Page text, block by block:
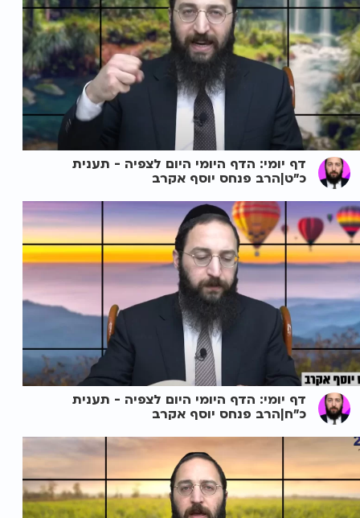
דף יומי: הדף היומי היום לצפיה - תענית
כ"ט|הרב פנחס יוסף אקרב
דף יומי: הדף היומי היום לצפיה - תענית
כ"ח|הרב פנחס יוסף אקרב